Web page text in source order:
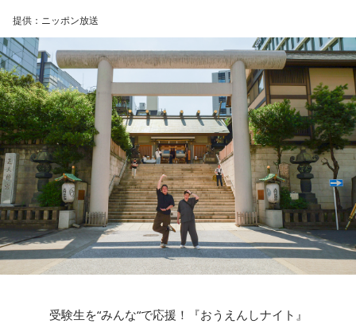
等、祭囃子の要素を取り入れつつ、独自の｢津軽衆ロック」で
有名です。男性陣の中で、一番訛っています、実は「みそラ
ーメンくろいし鉄満堂」の店主でもあります。120分の間に
フリートークあり、ネタコーナーあり、クイズコーナーあ
り。（企画は週によって若干異なります）特に青森弁のフリ
ートークは、青森出身者ではなくても、ほっこりします。昨
年の春には『爆笑問題の日曜サンデー』（TBSラジオ）でも
紹介されたことがあり、好評でした。
ちなみに「あどばるーん」は青森放送の「チャリティーミュ
ージックソン」のメインパーソナリティーを務めて、早朝4時
30分から、青森港フェリーターミナルの前の駐車場でお笑い
チャリティーライブを開催しました。会場の気温は氷点下5度
提供：ニッポン放送
受験生を“みんな“で応援！『おうえんしナイト』